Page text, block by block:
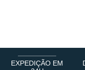
EXPEDIÇÃO EM